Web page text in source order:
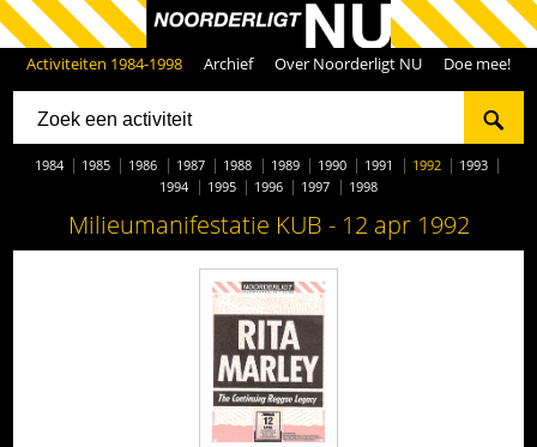
Activiteiten 1984-1998 Archief Over Noorderligt NU Doe mee!
1984 1985 1986 1987 1988 1989 1990 1991 1992
1993
1994
1995 1996 1997 1998
Milieumanifestatie KUB - 12 apr 1992